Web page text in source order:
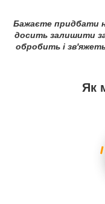
Бажаєте придбати
досить залишити
обробить і
Як